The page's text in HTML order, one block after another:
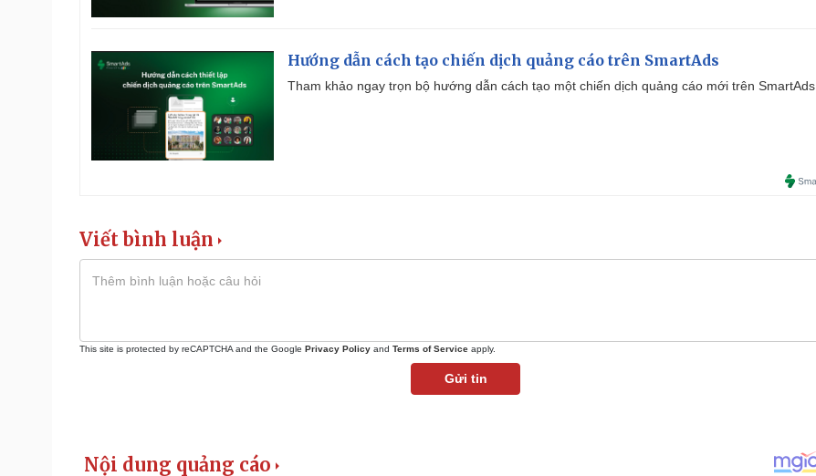
Hướng dẫn cách tạo chiến dịch quảng cáo trên SmartAds
Tham khảo ngay trọn bộ hướng dẫn cách tạo một chiến dịch quảng cáo mới trên SmartAds.
Viết bình luận
This site is protected by reCAPTCHA and the Google Privacy Policy and Terms of Service apply.
Gửi tin